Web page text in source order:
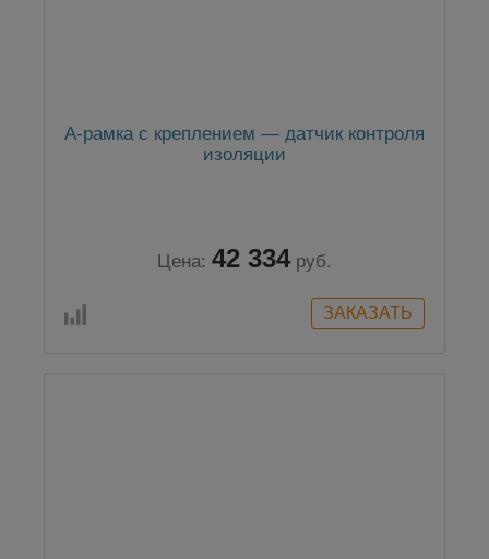
А-рамка с креплением — датчик контроля
изоляции
Цена: 42 334 руб.